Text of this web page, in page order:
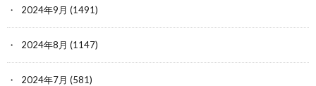
2024年9月 (1491)
2024年8月 (1147)
2024年7月 (581)